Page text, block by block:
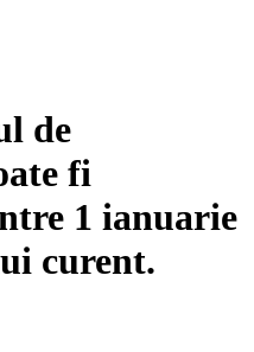
de
fi
1 ianuarie
curent.